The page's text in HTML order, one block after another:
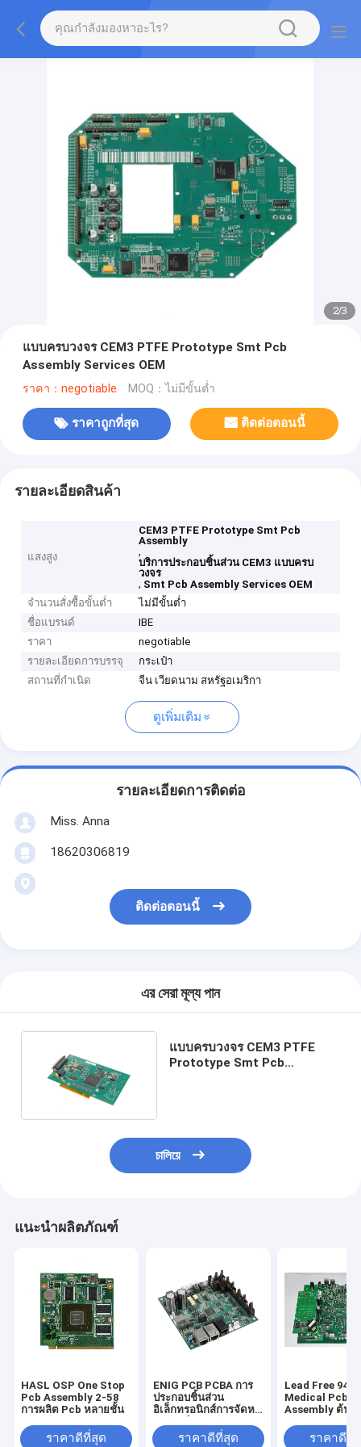
2/3
แบบครบวงจร CEM3 PTFE Prototype Smt Pcb
Assembly Services OEM
ราคา：negotiable MOQ：ไม่มีขั้นต่ำ
ราคาถูกที่สุด ติดต่อตอนนี้
รายละเอียดสินค้า
แสงสูง
CEM3 PTFE Prototype Smt Pcb
Assembly
,
บริการประกอบชิ้นส่วน CEM3 แบบครบ
วงจร
, Smt Pcb Assembly Services OEM
จำนวนสั่งซื้อขั้นต่ำ
ไม่มีขั้นต่ำ
ชื่อแบรนด์
IBE
ราคา
negotiable
รายละเอียดการบรรจุ
กระเป๋า
สถานที่กำเนิด
จีน เวียดนาม สหรัฐอเมริกา
ดูเพิ่มเติม
รายละเอียดการติดต่อ
Miss. Anna
18620306819
ติดต่อตอนนี้
এর সেরা মূল্য পান
แบบครบวงจร CEM3 PTFE
Prototype Smt Pcb
চালিয়ে
แนะนำผลิตภัณฑ์
HASL OSP One Stop
Pcb Assembly 2-58
การผลิต Pcb หลายชั้น
ราคาดีที่สุด
ENIG PCB PCBA การ
ประกอบชิ้นส่วน
อิเล็กทรอนิกส์การจัดหา
ราคาดีที่สุด
Lead Free
Medical Pcb
Assembly ต้นแ
ราคาดีที่